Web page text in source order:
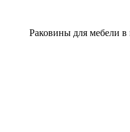
Раковины для мебели